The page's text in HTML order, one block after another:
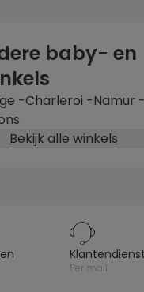
baby- en
-Charleroi -Namur -
Bekijk alle winkels
klantendienst
per mail